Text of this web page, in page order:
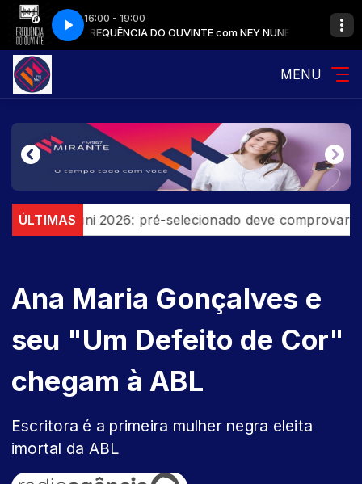
16:00 - 19:00
NUNES FREQUÊNCIA DO OUVINTE com NEY NUNES
MENU
ÚLTIMAS
Prouni 2026: pré-selecionado deve comprovar
Ana Maria Gonçalves e
seu "Um Defeito de Cor"
chegam à ABL
Escritora é a primeira mulher negra eleita
imortal da ABL